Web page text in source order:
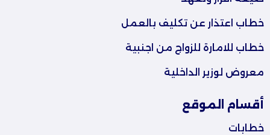
خطاب اعتذار عن تكليف بالعمل
خطاب للامارة للزواج من اجنبية
معروض لوزير الداخلية
أقسام الموقع
خطابات